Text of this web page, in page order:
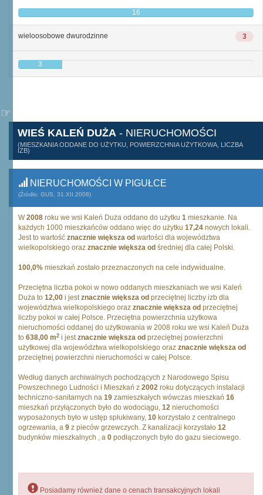
16
3
wieloosobowe dwurodzinne
3
WIEŚ KALEŃ DUŻA - NIERUCHOMOŚCI
(MIESZKANIA ODDANE DO UŻYTKU, POWIERZCHNIA UŻYTKOWA, LICZBA
IZB)
NIERUCHOMOŚCI W PIGUŁCE
(Źródło: GUS, 31.XII.2008)
W2008 roku we wsi Kaleń Duża oddano do użytku 1 mieszkanie. Na
każdych 1000 mieszkańców oddano więc do użytku 17,24 nowych lokali.
Jest to wartość znacznie większa od wartości dla województwa
wielkopolskiego oraz znacznie większa od średniej dla całej Polski.
100,0% mieszkań zostało przeznaczonych na cele indywidualne.
Przeciętna liczba pokoi w nowo oddanych mieszkaniach we wsi Kaleń
Duża to 12,00 i jestznacznie większa od przeciętnej liczby izb dla
województwa wielkopolskiego oraz znacznie większa od przeciętnej
liczby pokoi w całej Polsce. Przeciętna powierzchnia użytkowa
nieruchomości oddanej do użytkowania w 2008 roku we wsi Kaleń Duża
to 638,00 m2 i jestznacznie większa od przeciętnej powierzchni
użytkowej dla województwa wielkopolskiego oraz znacznie większa od
przeciętnej powierzchni nieruchomości w całej Polsce.
Według danych archiwalnych pochodzących z Narodowego Spisu
Powszechnego Ludności i Mieszkań z 2002 roku dotyczących instalacji
techniczno-sanitarnych na 19 zamieszkałych wówczas mieszkań 16
mieszkań przyłączonych było do wodociągu, 12 nieruchomości
wyposażonych było w ustęp spłukiwany, 10 korzystało z centralnego
ogrzewania, a 9 z pieców grzewczych. Z kanalizacji korzystało 12
budynków mieszkalnych , a 0 podłączonych było do gazu sieciowego.
Posiadamy również dane o cenach transakcyjnych lokali